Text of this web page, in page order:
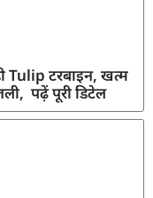
Tulip टरबाइन, खत्म
पढ़ें पूरी डिटेल